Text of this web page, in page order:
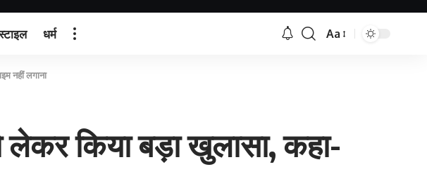
धर्म Aa
नहीं लगाना
किया बड़ा खुलासा, कहा-